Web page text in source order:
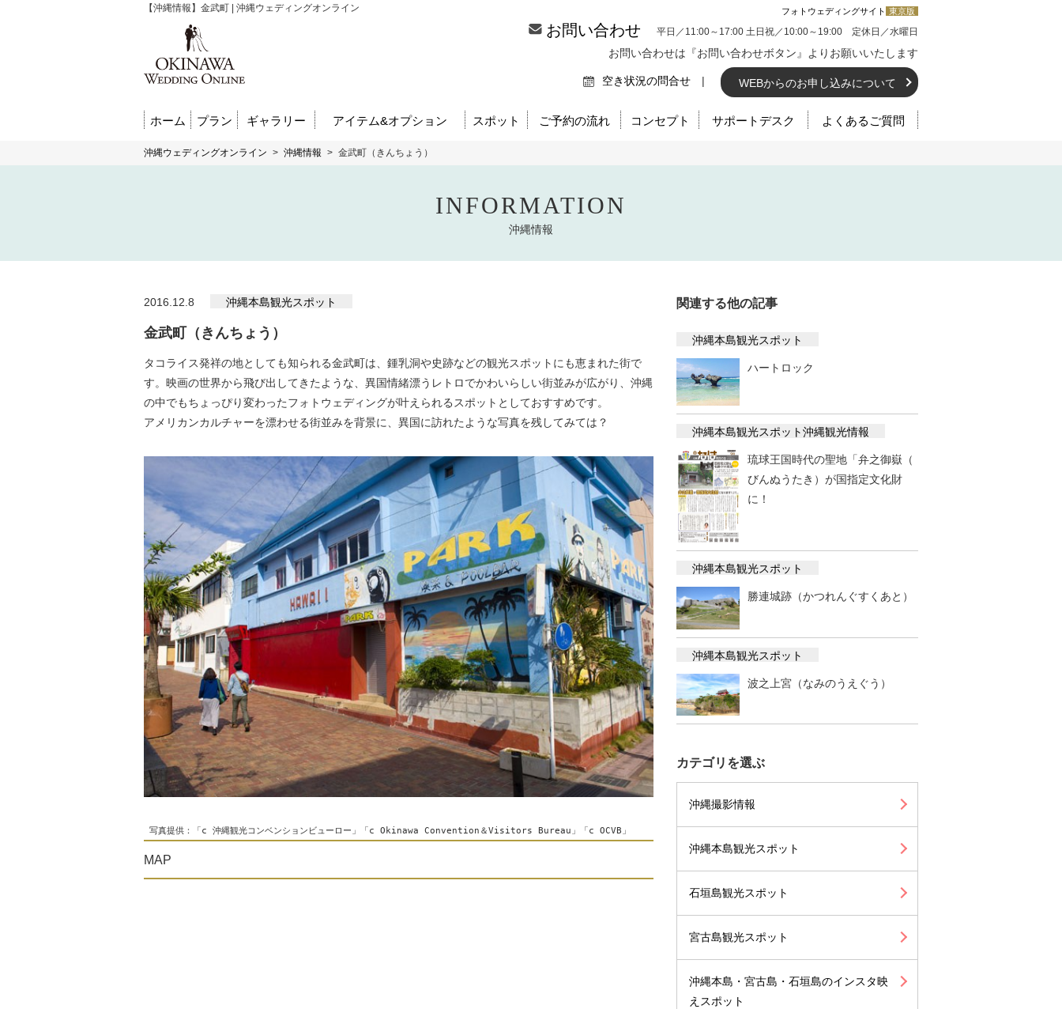
【沖縄情報】金武町 | 沖縄ウェディングオンライン フォトウェディングサイト 東京版
お問い合わせ 平日／11:00～17:00 土日祝／10:00～19:00 定休日／水曜日
お問い合わせは『お問い合わせボタン』よりお願いいたします
空き状況の問合せ | WEBからのお申し込みについて
ホーム プラン ギャラリー アイテム&オプション スポット ご予約の流れ コンセプト サポートデスク よくあるご質問
沖縄ウェディングオンライン > 沖縄情報 > 金武町（きんちょう）
INFORMATION
沖縄情報
2016.12.8 沖縄本島観光スポット
金武町（きんちょう）
タコライス発祥の地としても知られる金武町は、鍾乳洞や史跡などの観光スポットにも恵まれた街で
す。映画の世界から飛び出してきたような、異国情緒漂うレトロでかわいらしい街並みが広がり、沖縄
の中でもちょっぴり変わったフォトウェディングが叶えられるスポットとしておすすめです。
アメリカンカルチャーを漂わせる街並みを背景に、異国に訪れたような写真を残してみては？
写真提供：「c 沖縄観光コンベンションビューロー」「c Okinawa Convention＆Visitors Bureau」「c OCVB」
MAP
関連する他の記事
沖縄本島観光スポット
ハートロック
沖縄本島観光スポット沖縄観光情報
琉球王国時代の聖地「弁之御嶽（
びんぬうたき）が国指定文化財
に！
沖縄本島観光スポット
勝連城跡（かつれんぐすくあと）
沖縄本島観光スポット
波之上宮（なみのうえぐう）
カテゴリを選ぶ
沖縄撮影情報
沖縄本島観光スポット
石垣島観光スポット
宮古島観光スポット
沖縄本島・宮古島・石垣島のインスタ映
えスポット